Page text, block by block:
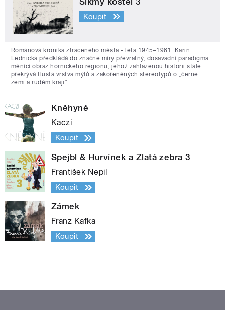
Koupit
Románová kronika ztraceného města - léta 1945–1961. Karin
Lednická předkládá do značné míry převratný, dosavadní paradigma
měnící obraz hornického regionu, jehož zahlazenou historii stále
překrývá tlustá vrstva mýtů a zakořeněných stereotypů o „černé
zemi a rudém kraji“.
Kněhyně
Kaczi
Koupit
Spejbl & Hurvínek a Zlatá zebra 3
František Nepil
Koupit
Zámek
Franz Kafka
Koupit